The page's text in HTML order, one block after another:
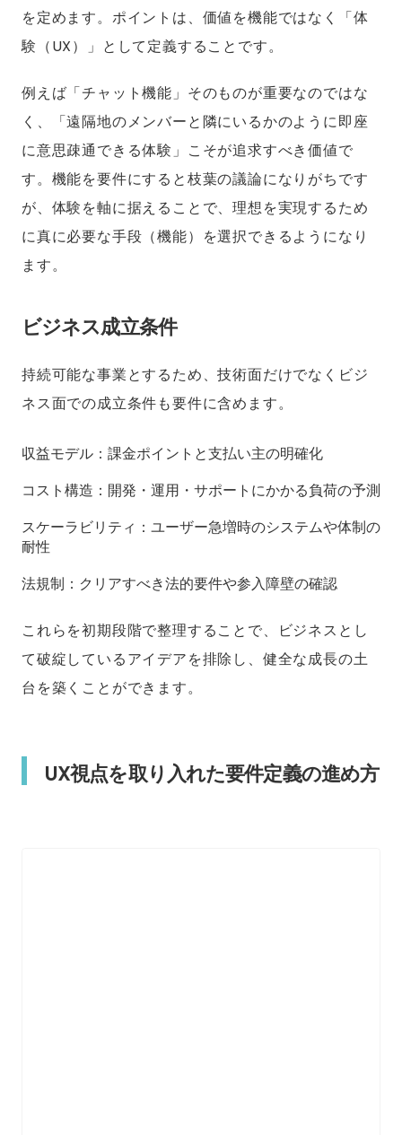
を定めます。ポイントは、価値を機能ではなく「体
験（UX）」として定義することです。
例えば「チャット機能」そのものが重要なのではな
く、「遠隔地のメンバーと隣にいるかのように即座
に意思疎通できる体験」こそが追求すべき価値で
す。機能を要件にすると枝葉の議論になりがちです
が、体験を軸に据えることで、理想を実現するため
に真に必要な手段（機能）を選択できるようになり
ます。
ビジネス成立条件
持続可能な事業とするため、技術面だけでなくビジ
ネス面での成立条件も要件に含めます。
収益モデル：課金ポイントと支払い主の明確化
コスト構造：開発・運用・サポートにかかる負荷の予測
スケーラビリティ：ユーザー急増時のシステムや体制の
耐性
法規制：クリアすべき法的要件や参入障壁の確認
これらを初期段階で整理することで、ビジネスとし
て破綻しているアイデアを排除し、健全な成長の土
台を築くことができます。
UX視点を取り入れた要件定義の進め方